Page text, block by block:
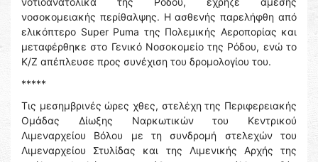
νοσοκομειακής περίθαλψης. Η ασθενής παρελήφθη από
ελικόπτερο Super Puma της Πολεμικής Αεροπορίας και
μεταφέρθηκε στο Γενικό Νοσοκομείο της Ρόδου, ενώ το
Κ/Ζ απέπλευσε προς συνέχιση του δρομολογίου του.
*****
Τις μεσημβρινές ώρες χθες, στελέχη της Περιφερειακής
Ομάδας Δίωξης Ναρκωτικών του Κεντρικού
Λιμεναρχείου Βόλου με τη συνδρομή στελεχών του
Λιμεναρχείου Στυλίδας και της Λιμενικής Αρχής της